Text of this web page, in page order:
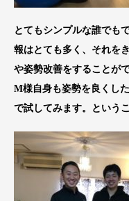
とてもシンプルな誰でも
報はとても多く、それを
や姿勢改善をすることがで
M様自身も姿勢を良くし
で試してみます。という